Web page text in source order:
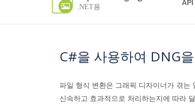
.NET용
API
C#을 사용하여 DNG
파일 형식 변환은 그래픽 디자이너가 겪는
신속하고 효과적으로 처리하는지에 따라